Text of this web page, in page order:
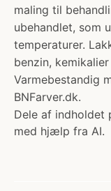
maling til
ubehandlet, som
temperaturer.
benzin,
Varmebestandig
BNFarver.dk.
Dele af indholdet
med hjælp fra AI.